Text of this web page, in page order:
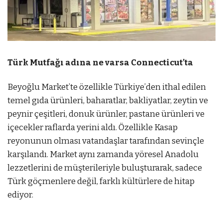
Türk Mutfağı adına ne varsa Connecticut’ta
Beyoğlu Market’te özellikle Türkiye’den ithal edilen
temel gıda ürünleri, baharatlar, bakliyatlar, zeytin ve
peynir çeşitleri, donuk ürünler, pastane ürünleri ve
içecekler raflarda yerini aldı. Özellikle Kasap
reyonunun olması vatandaşlar tarafından sevinçle
karşılandı. Market aynı zamanda yöresel Anadolu
lezzetlerini de müşterileriyle buluşturarak, sadece
Türk göçmenlere değil, farklı kültürlere de hitap
ediyor.